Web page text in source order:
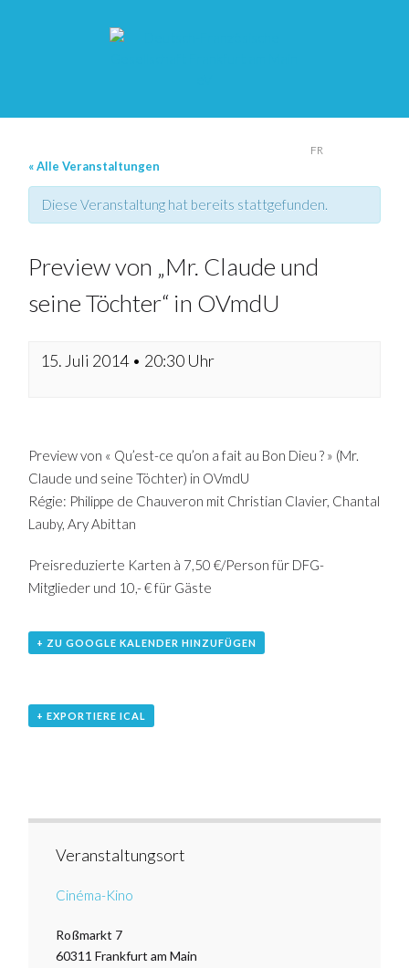
FR
« Alle Veranstaltungen
Diese Veranstaltung hat bereits stattgefunden.
Preview von „Mr. Claude und
seine Töchter“ in OVmdU
15. Juli 2014 • 20:30 Uhr
Preview von « Qu’est-ce qu’on a fait au Bon Dieu ? » (Mr.
Claude und seine Töchter) in OVmdU
Régie: Philippe de Chauveron mit Christian Clavier, Chantal
Lauby, Ary Abittan
Preisreduzierte Karten à 7,50 €/Person für DFG-
Mitglieder und 10,- € für Gäste
+ ZU GOOGLE KALENDER HINZUFÜGEN
+ EXPORTIERE ICAL
Veranstaltungsort
Cinéma-Kino
Roßmarkt 7
60311 Frankfurt am Main